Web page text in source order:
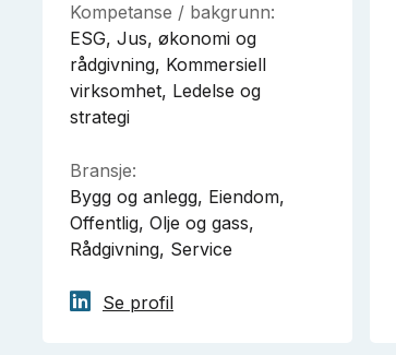
Kompetanse / bakgrunn:
ESG, Jus, økonomi og
rådgivning, Kommersiell
virksomhet, Ledelse og
strategi
Bransje:
Bygg og anlegg, Eiendom,
Offentlig, Olje og gass,
Rådgivning, Service
Se profil